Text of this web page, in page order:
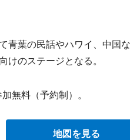
青葉の民話やハワイ、中国
けのステージとなる。
無料（予約制）。
地図を見る